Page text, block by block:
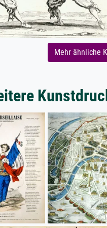
Mehr ähnliche